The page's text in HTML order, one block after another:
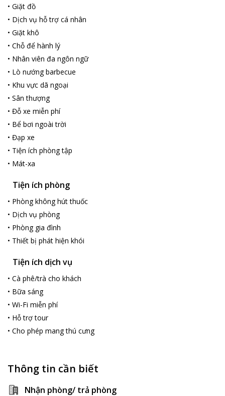
• Giặt đồ
• Dịch vụ hỗ trợ cá nhân
• Giặt khô
• Chỗ để hành lý
• Nhân viên đa ngôn ngữ
• Lò nướng barbecue
• Khu vực dã ngoại
• Sân thượng
• Đỗ xe miễn phí
• Bể bơi ngoài trời
• Đạp xe
• Tiện ích phòng tập
• Mát-xa
Tiện ích phòng
• Phòng không hút thuốc
• Dịch vụ phòng
• Phòng gia đình
• Thiết bị phát hiện khói
Tiện ích dịch vụ
• Cà phê/trà cho khách
• Bữa sáng
• Wi-Fi miễn phí
• Hỗ trợ tour
• Cho phép mang thú cưng
Thông tin cần biết
Nhận phòng/ trả phòng